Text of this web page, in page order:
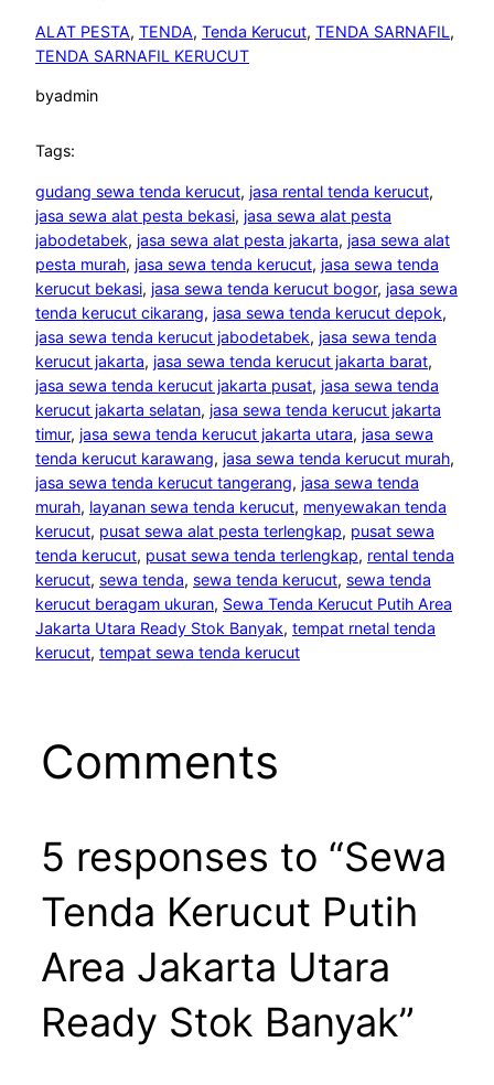
ALAT PESTA, TENDA, Tenda Kerucut, TENDA SARNAFIL
TENDA SARNAFIL KERUCUT
byadmin
Tags:
gudang sewa tenda kerucut, jasa rental tenda kerucut
jasa sewa alat pesta bekasi, jasa sewa alat pesta
jabodetabek, jasa sewa alat pesta jakarta, jasa sewa alat
pesta murah, jasa sewa tenda kerucut, jasa sewa tenda
kerucut bekasi, jasa sewa tenda kerucut bogor, jasa sewa
tenda kerucut cikarang, jasa sewa tenda kerucut depok
jasa sewa tenda kerucut jabodetabek, jasa sewa tenda
kerucut jakarta, jasa sewa tenda kerucut jakarta barat
jasa sewa tenda kerucut jakarta pusat, jasa sewa tenda
kerucut jakarta selatan, jasa sewa tenda kerucut jakarta
timur, jasa sewa tenda kerucut jakarta utara, jasa sewa
tenda kerucut karawang, jasa sewa tenda kerucut murah
jasa sewa tenda kerucut tangerang, jasa sewa tenda
murah, layanan sewa tenda kerucut, menyewakan tenda
kerucut, pusat sewa alat pesta terlengkap, pusat sewa
tenda kerucut, pusat sewa tenda terlengkap, rental tenda
kerucut, sewa tenda, sewa tenda kerucut, sewa tenda
kerucut beragam ukuran, Sewa Tenda Kerucut Putih Area
Jakarta Utara Ready Stok Banyak, tempat rnetal tenda
kerucut, tempat sewa tenda kerucut
Comments
5 responses to “Sewa
Tenda Kerucut Putih
Area Jakarta Utara
Ready Stok Banyak”